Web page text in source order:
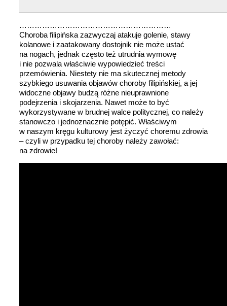
……………………………………………………
Choroba filipińska zazwyczaj atakuje golenie, stawy
kolanowe i zaatakowany dostojnik nie może ustać
na nogach, jednak często też utrudnia wymowę
i nie pozwala właściwie wypowiedzieć treści
przemówienia. Niestety nie ma skutecznej metody
szybkiego usuwania objawów choroby filipińskiej, a jej
widoczne objawy budzą różne nieuprawnione
podejrzenia i skojarzenia. Nawet może to być
wykorzystywane w brudnej walce politycznej, co należy
stanowczo i jednoznacznie potępić. Właściwym
w naszym kręgu kulturowy jest życzyć choremu zdrowia
– czyli w przypadku tej choroby należy zawołać:
na zdrowie!